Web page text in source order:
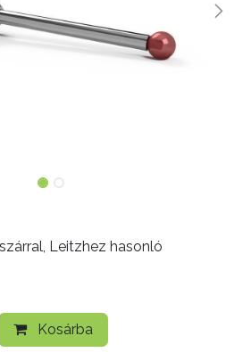
Leitzhez hasonló
Kosárba